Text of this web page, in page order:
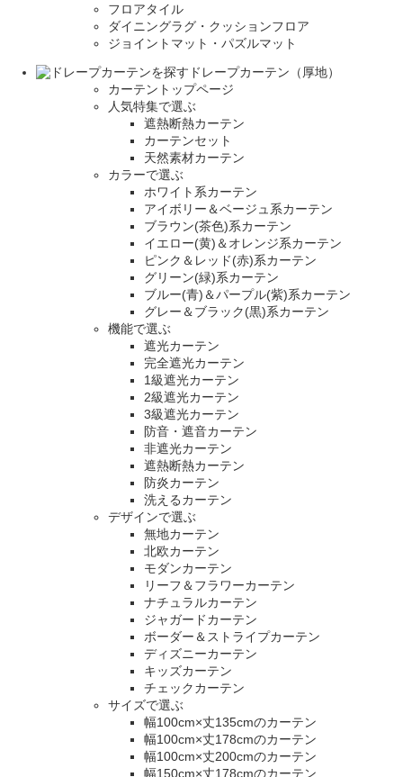
フロアタイル
ダイニングラグ・クッションフロア
ジョイントマット・パズルマット
ドレープカーテン（厚地）
カーテントップページ
人気特集で選ぶ
遮熱断熱カーテン
カーテンセット
天然素材カーテン
カラーで選ぶ
ホワイト系カーテン
アイボリー＆ベージュ系カーテン
ブラウン(茶色)系カーテン
イエロー(黄)＆オレンジ系カーテン
ピンク＆レッド(赤)系カーテン
グリーン(緑)系カーテン
ブルー(青)＆パープル(紫)系カーテン
グレー＆ブラック(黒)系カーテン
機能で選ぶ
遮光カーテン
完全遮光カーテン
1級遮光カーテン
2級遮光カーテン
3級遮光カーテン
防音・遮音カーテン
非遮光カーテン
遮熱断熱カーテン
防炎カーテン
洗えるカーテン
デザインで選ぶ
無地カーテン
北欧カーテン
モダンカーテン
リーフ＆フラワーカーテン
ナチュラルカーテン
ジャガードカーテン
ボーダー＆ストライプカーテン
ディズニーカーテン
キッズカーテン
チェックカーテン
サイズで選ぶ
幅100cm×丈135cmのカーテン
幅100cm×丈178cmのカーテン
幅100cm×丈200cmのカーテン
幅150cm×丈178cmのカーテン